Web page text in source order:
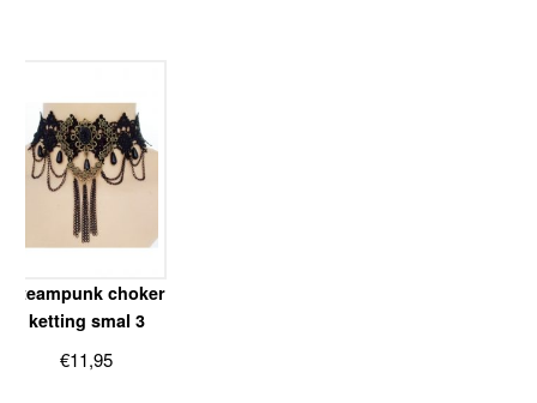
Steampunk choker
ketting smal 3
€11,95